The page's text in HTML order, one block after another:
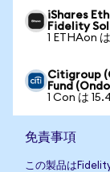
iShares
Fidelity
1 ETHAon
Citigroup
Fund
1 Con は
免責事項
この製品は